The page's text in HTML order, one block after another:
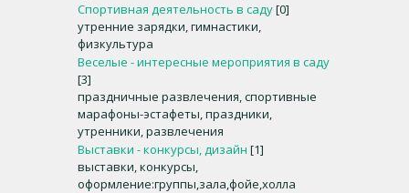
Спортивная деятельность в саду[0]
утренние зарядки, гимнастики,
физкультура
Веселые - интересные мероприятия в саду
[3]
праздничные развлечения, спортивные
марафоны-эстафеты, праздники,
утренники, развлечения
Выставки - конкурсы, дизайн [1]
выставки, конкурсы,
оформление:группы,зала,фойе,холла